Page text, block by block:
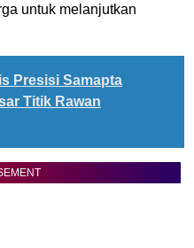
untuk melanjutkan
Presisi Samapta
Titik Rawan